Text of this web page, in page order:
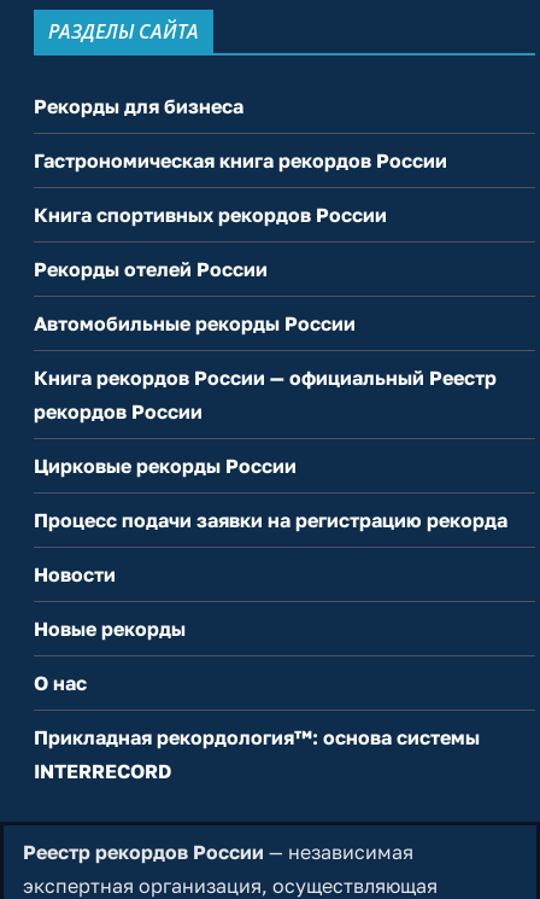
РАЗДЕЛЫ САЙТА
Рекорды для бизнеса
Гастрономическая книга рекордов России
Книга спортивных рекордов России
Рекорды отелей России
Автомобильные рекорды России
Книга рекордов России — официальный Реестр
рекордов России
Цирковые рекорды России
Процесс подачи заявки на регистрацию рекорда
Новости
Новые рекорды
О нас
Прикладная рекордология™: основа системы
INTERRECORD
Реестр рекордов России — независимая
экспертная организация, осуществляющая